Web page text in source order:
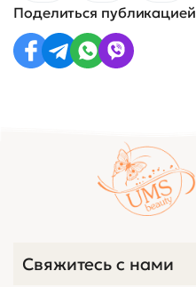
Поделиться публикацией
Свяжитесь с нами